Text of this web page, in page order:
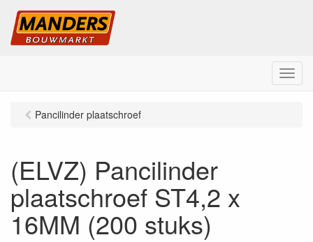
M
e
Pancilinder plaatschroef
(ELVZ) Pancilinder
plaatschroef ST4,2 x
16MM (200 stuks)